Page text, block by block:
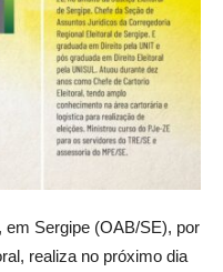
em Sergipe (OAB/SE), por
realiza no próximo dia